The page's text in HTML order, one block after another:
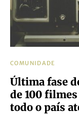
COMUNIDADE
Última fase
de 100
todo o país